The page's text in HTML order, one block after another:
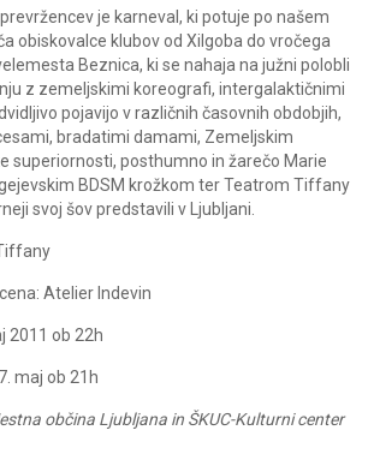
je karneval, ki potuje po našem
obiskovalce klubov od Xilgoba do vročega
Beznica, ki se nahaja na južni polobli
z zemeljskimi koreografi, intergalaktičnimi
pojavijo v različnih časovnih obdobjih,
bradatimi damami, Zemeljskim
superiornosti, posthumno in žarečo Marie
BDSM krožkom ter Teatrom Tiffany
svoj šov predstavili v Ljubljani.
Atelier Indevin
2011 ob 22h
maj ob 21h
občina Ljubljana in ŠKUC-Kulturni center